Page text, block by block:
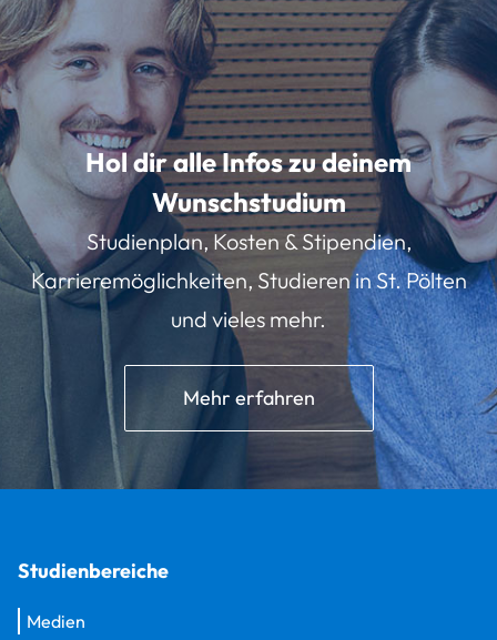
Hol dir alle Infos zu deinem
Wunschstudium
Studienplan, Kosten & Stipendien,
Karrieremöglichkeiten, Studieren in St. Pölten
und vieles mehr.
Mehr erfahren
Studienbereiche
Medien